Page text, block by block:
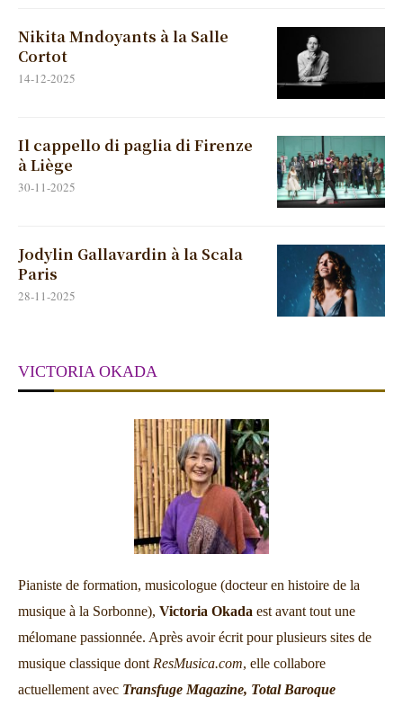
Nikita Mndoyants à la Salle
Cortot
14-12-2025
Il cappello di paglia di Firenze
à Liège
30-11-2025
Jodylin Gallavardin à la Scala
Paris
28-11-2025
VICTORIA OKADA
Pianiste de formation, musicologue (docteur en histoire de la
musique à la Sorbonne), Victoria Okada est avant tout une
mélomane passionnée. Après avoir écrit pour plusieurs sites de
musique classique dont ResMusica.com, elle collabore
actuellement avec Transfuge Magazine, Total Baroque